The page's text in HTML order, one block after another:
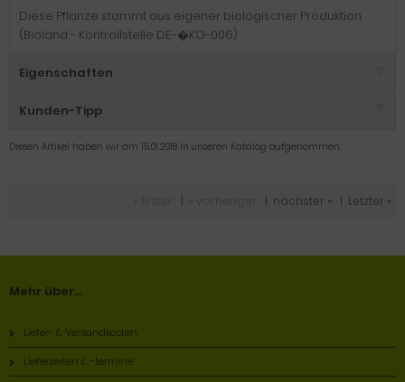
Diese Pflanze stammt aus eigener biologischer Produktion.
(Bioland - Kontrollstelle DE-�KO-006).
Eigenschaften
Kunden-Tipp
Diesen Artikel haben wir am 15.01.2018 in unseren Katalog aufgenommen.
nächster » Letzter »
Mehr über...
Liefer- & Versandkosten
Lieferzeiten & -termine